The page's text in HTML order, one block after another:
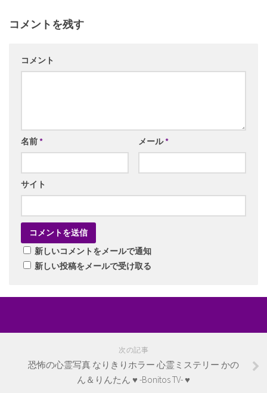
コメントを残す
コメント
名前* メール*
サイト
新しいコメントをメールで通知
新しい投稿をメールで受け取る
次の記事
恐怖の心霊写真 なりきりホラー 心霊ミステリー かの
ん＆りんたん ♥ -Bonitos TV- ♥